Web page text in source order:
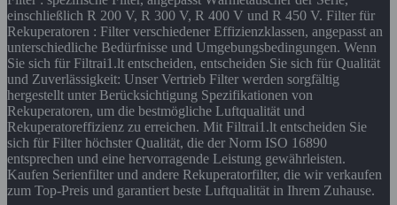
einschließlich R 200 V, R 300 V, R 400 V und R 450 V. Filter für
Rekuperatoren : Filter verschiedener Effizienzklassen, angepasst an
unterschiedliche Bedürfnisse und Umgebungsbedingungen. Wenn
Sie sich für Filtrai1.lt entscheiden, entscheiden Sie sich für Qualität
und Zuverlässigkeit: Unser Vertrieb Filter werden sorgfältig
hergestellt unter Berücksichtigung Spezifikationen von
Rekuperatoren, um die bestmögliche Luftqualität und
Rekuperatoreffizienz zu erreichen. Mit Filtrai1.lt entscheiden Sie
sich für Filter höchster Qualität, die der Norm ISO 16890
entsprechen und eine hervorragende Leistung gewährleisten.
Kaufen Serienfilter und andere Rekuperatorfilter, die wir verkaufen
zum Top-Preis und garantiert beste Luftqualität in Ihrem Zuhause.